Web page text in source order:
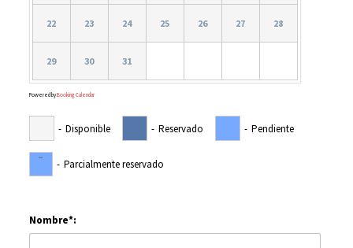
22 23 24 25 26 27 28
29 30 31
Powered byBooking Calendar
- Disponible - Reservado - Pendiente
- - Parcialmente reservado
Nombre*: